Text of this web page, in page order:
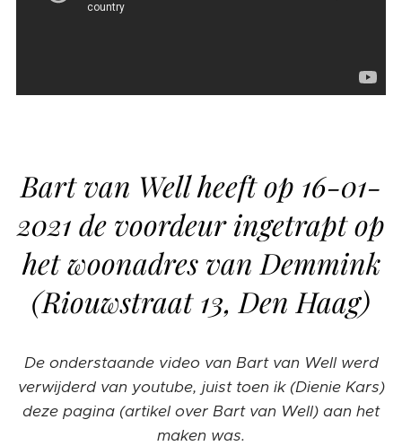
Bart van Well heeft op 16-01-
2021 de voordeur ingetrapt op
het woonadres van Demmink
(Riouwstraat 13, Den Haag)
De onderstaande video van Bart van Well werd
verwijderd van youtube, juist toen ik (Dienie Kars)
deze pagina (artikel over Bart van Well) aan het
maken was.